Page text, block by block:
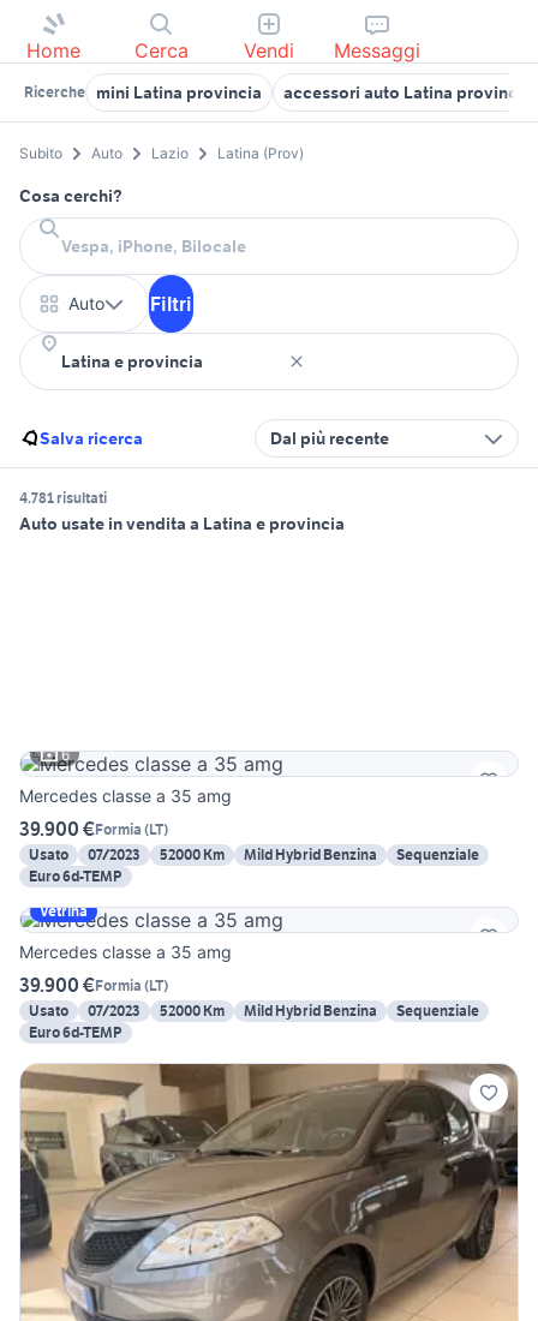
Home Cerca Vendi Messaggi
Ricerche mini Latina provincia accessori auto Latina provincia
Subito Auto Lazio Latina (Prov)
Cosa cerchi?
Auto Filtri
Salva ricerca Dal più recente
4.781 risultati
Auto usate in vendita a Latina e provincia
6
Mercedes classe a 35 amg
39.900 €Formia (LT)
Usato
07/2023 52000 Km Mild Hybrid Benzina
Sequenziale
Euro 6d-TEMP
Vetrina
Mercedes classe a 35 amg
39.900 €Formia (LT)
Usato
07/2023 52000 Km Mild Hybrid Benzina
Sequenziale
Euro 6d-TEMP